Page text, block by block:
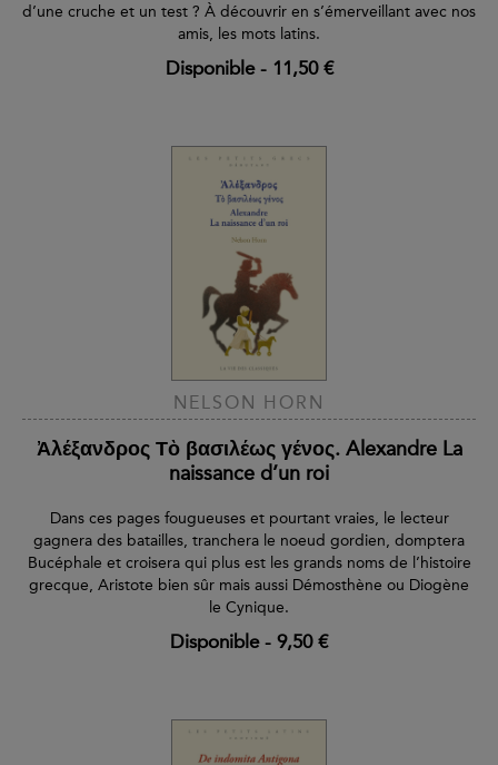
d’une cruche et un test ? À découvrir en s’émerveillant avec nos
amis, les mots latins.
Disponible- 11,50 €
NELSON HORN
Ἀλέξανδρος Τὸ βασιλέως γένος. Alexandre La
naissance d’un roi
Dans ces pages fougueuses et pourtant vraies, le lecteur
gagnera des batailles, tranchera le noeud gordien, domptera
Bucéphale et croisera qui plus est les grands noms de l’histoire
grecque, Aristote bien sûr mais aussi Démosthène ou Diogène
le Cynique.
Disponible- 9,50 €